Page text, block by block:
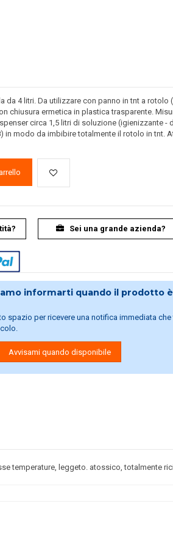
da 4 litri. Da utilizzare con panno in tnt a rotolo
chiusura ermetica in plastica trasparente.
circa 1,5 litri di soluzione (igienizzante -
in modo da imbibire totalmente il rotolo in tnt.
Sei una grande azienda?
informarti quando il prodotto
spazio per ricevere una notifica immediata
Avvisami quando disponibile
temperature, leggeto. atossico, totalmente